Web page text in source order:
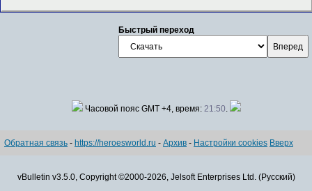
Быстрый переход
Часовой пояс GMT +4, время: 21:50.
Обратная связь - https://heroesworld.ru - Архив - Настройки cookies Вверх
vBulletin v3.5.0, Copyright ©2000-2026, Jelsoft Enterprises Ltd. (Русский)